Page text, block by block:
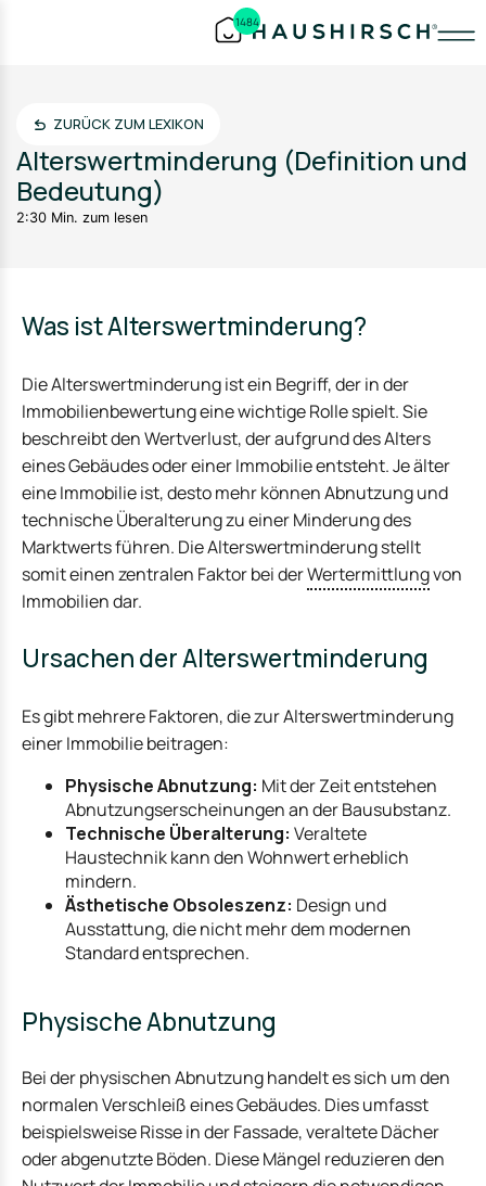
1484
ZURÜCK ZUM LEXIKON
Alterswertminderung (Definition und
Bedeutung)
2:30 Min. zum lesen
Was ist Alterswertminderung?
Die Alterswertminderung ist ein Begriff, der in der
Immobilienbewertung eine wichtige Rolle spielt. Sie
beschreibt den Wertverlust, der aufgrund des Alters
eines Gebäudes oder einer Immobilie entsteht. Je älter
eine Immobilie ist, desto mehr können Abnutzung und
technische Überalterung zu einer Minderung des
Marktwerts führen. Die Alterswertminderung stellt
somit einen zentralen Faktor bei derWertermittlungvon
Immobilien dar.
Ursachen der Alterswertminderung
Es gibt mehrere Faktoren, die zur Alterswertminderung
einer Immobilie beitragen:
Physische Abnutzung: Mit der Zeit entstehen
Abnutzungserscheinungen an der Bausubstanz.
Technische Überalterung: Veraltete
Haustechnik kann den Wohnwert erheblich
mindern.
Ästhetische Obsoleszenz: Design und
Ausstattung, die nicht mehr dem modernen
Standard entsprechen.
Physische Abnutzung
Bei der physischen Abnutzung handelt es sich um den
normalen Verschleiß eines Gebäudes. Dies umfasst
beispielsweise Risse in der Fassade, veraltete Dächer
oder abgenutzte Böden. Diese Mängel reduzieren den